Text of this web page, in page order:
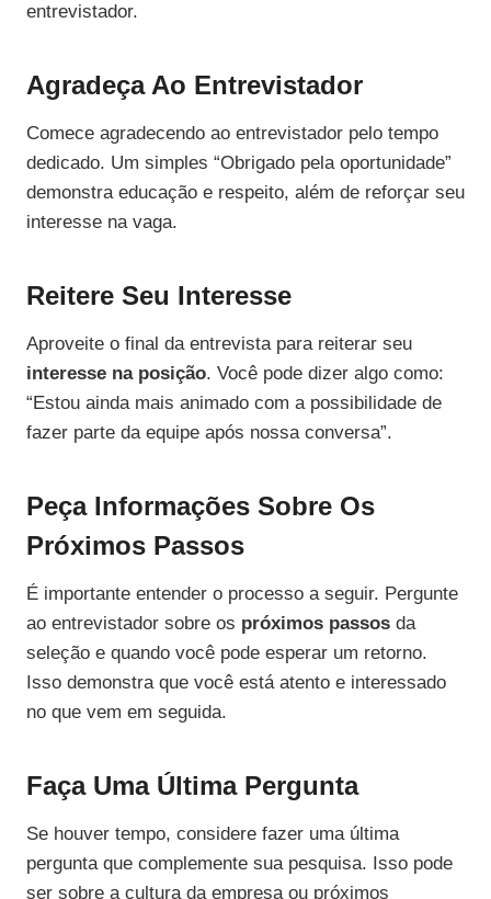
entrevistador.
Agradeça Ao Entrevistador
Comece agradecendo ao entrevistador pelo tempo
dedicado. Um simples “Obrigado pela oportunidade”
demonstra educação e respeito, além de reforçar seu
interesse na vaga.
Reitere Seu Interesse
Aproveite o final da entrevista para reiterar seu
interesse na posição. Você pode dizer algo como:
“Estou ainda mais animado com a possibilidade de
fazer parte da equipe após nossa conversa”.
Peça Informações Sobre Os
Próximos Passos
É importante entender o processo a seguir. Pergunte
ao entrevistador sobre os próximos passos da
seleção e quando você pode esperar um retorno.
Isso demonstra que você está atento e interessado
no que vem em seguida.
Faça Uma Última Pergunta
Se houver tempo, considere fazer uma última
pergunta que complemente sua pesquisa. Isso pode
ser sobre a cultura da empresa ou próximos